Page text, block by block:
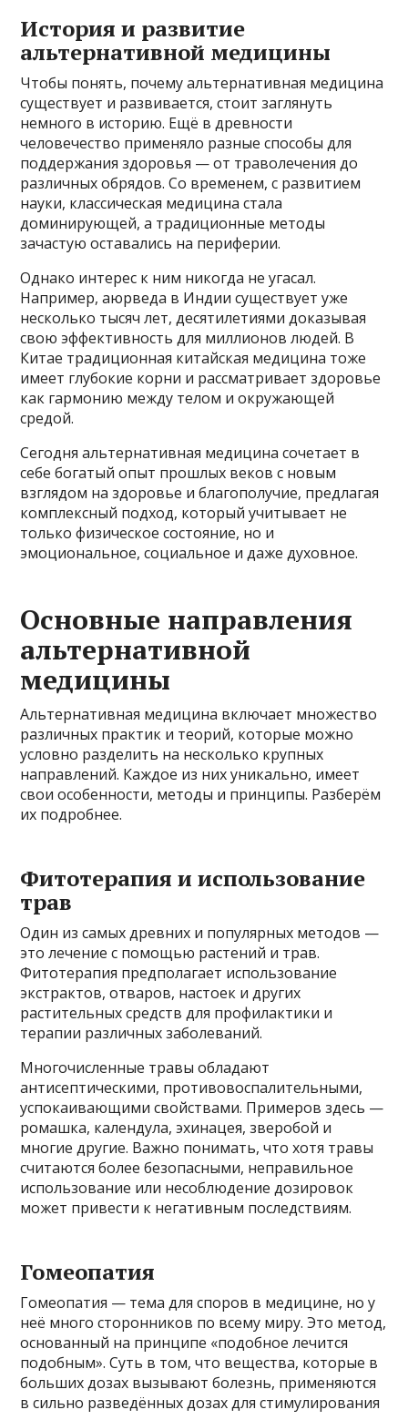
История и развитие
альтернативной медицины
Чтобы понять, почему альтернативная медицина
существует и развивается, стоит заглянуть
немного в историю. Ещё в древности
человечество применяло разные способы для
поддержания здоровья — от траволечения до
различных обрядов. Со временем, с развитием
науки, классическая медицина стала
доминирующей, а традиционные методы
зачастую оставались на периферии.
Однако интерес к ним никогда не угасал.
Например, аюрведа в Индии существует уже
несколько тысяч лет, десятилетиями доказывая
свою эффективность для миллионов людей. В
Китае традиционная китайская медицина тоже
имеет глубокие корни и рассматривает здоровье
как гармонию между телом и окружающей
средой.
Сегодня альтернативная медицина сочетает в
себе богатый опыт прошлых веков с новым
взглядом на здоровье и благополучие, предлагая
комплексный подход, который учитывает не
только физическое состояние, но и
эмоциональное, социальное и даже духовное.
Основные направления
альтернативной
медицины
Альтернативная медицина включает множество
различных практик и теорий, которые можно
условно разделить на несколько крупных
направлений. Каждое из них уникально, имеет
свои особенности, методы и принципы. Разберём
их подробнее.
Фитотерапия и использование
трав
Один из самых древних и популярных методов —
это лечение с помощью растений и трав.
Фитотерапия предполагает использование
экстрактов, отваров, настоек и других
растительных средств для профилактики и
терапии различных заболеваний.
Многочисленные травы обладают
антисептическими, противовоспалительными,
успокаивающими свойствами. Примеров здесь —
ромашка, календула, эхинацея, зверобой и
многие другие. Важно понимать, что хотя травы
считаются более безопасными, неправильное
использование или несоблюдение дозировок
может привести к негативным последствиям.
Гомеопатия
Гомеопатия — тема для споров в медицине, но у
неё много сторонников по всему миру. Это метод,
основанный на принципе «подобное лечится
подобным». Суть в том, что вещества, которые в
больших дозах вызывают болезнь, применяются
в сильно разведённых дозах для стимулирования